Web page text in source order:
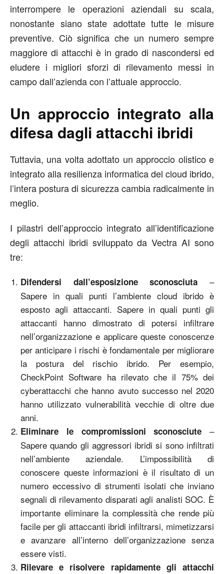
interrompere le operazioni aziendali su scala,
nonostante siano state adottate tutte le misure
preventive. Ciò significa che un numero sempre
maggiore di attacchi è in grado di nascondersi ed
eludere i migliori sforzi di rilevamento messi in
campo dall’azienda con l’attuale approccio.
Un approccio integrato alla
difesa dagli attacchi ibridi
Tuttavia, una volta adottato un approccio olistico e
integrato alla resilienza informatica del cloud ibrido,
l’intera postura di sicurezza cambia radicalmente in
meglio.
I pilastri dell’approccio integrato all’identificazione
degli attacchi ibridi sviluppato da Vectra AI sono
tre:
Difendersi dall’esposizione sconosciuta –
Sapere in quali punti l’ambiente cloud ibrido è
esposto agli attaccanti. Sapere in quali punti gli
attaccanti hanno dimostrato di potersi infiltrare
nell’organizzazione e applicare queste conoscenze
per anticipare i rischi è fondamentale per migliorare
la postura del rischio ibrido. Per esempio,
CheckPoint Software ha rilevato che il 75% dei
cyberattacchi che hanno avuto successo nel 2020
hanno utilizzato vulnerabilità vecchie di oltre due
anni.
Eliminare le compromissioni sconosciute –
Sapere quando gli aggressori ibridi si sono infiltrati
nell’ambiente aziendale. L’impossibilità di
conoscere queste informazioni è il risultato di un
numero eccessivo di strumenti isolati che inviano
segnali di rilevamento disparati agli analisti SOC. È
importante eliminare la complessità che rende più
facile per gli attaccanti ibridi infiltrarsi, mimetizzarsi
e avanzare all’interno dell’organizzazione senza
essere visti.
Rilevare e risolvere rapidamente gli attacchi